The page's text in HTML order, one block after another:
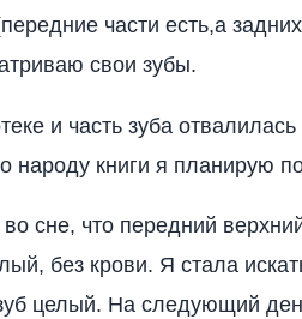
части есть,а
свои зубы.
и часть зуба
народу книги я планирую
сне, что передний
без крови. Я стала
целый. На следующий